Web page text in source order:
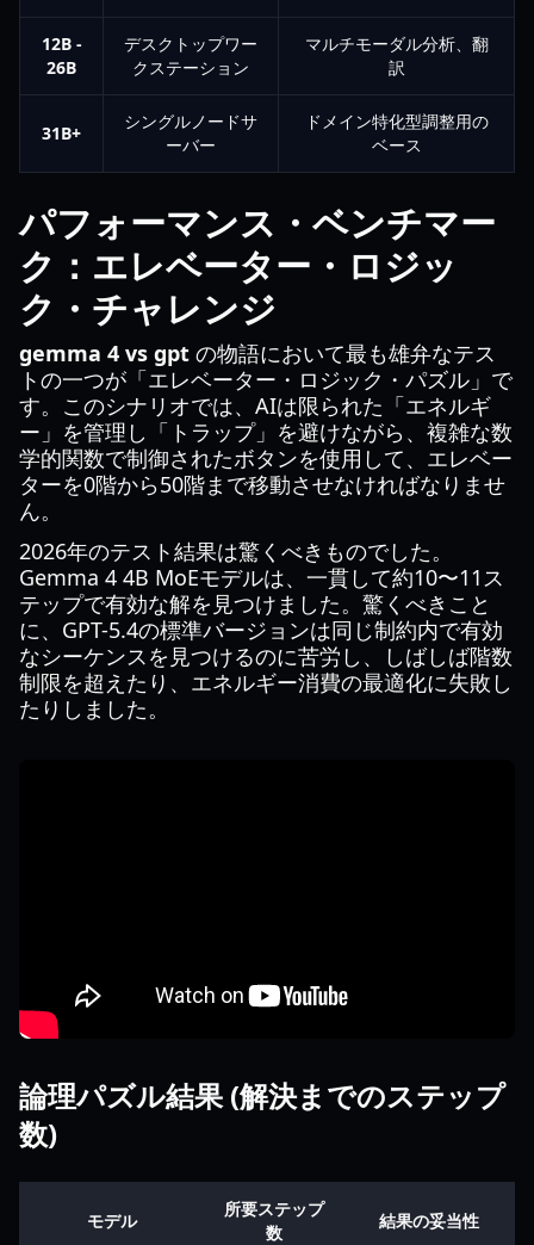
12B -
26B
デスクトップワー
クステーション
マルチモーダル分析、翻
訳
31B+
シングルノードサ
ーバー
ドメイン特化型調整用の
ベース
パフォーマンス・ベンチマー
ク：エレベーター・ロジッ
ク・チャレンジ
gemma 4 vs gpt の物語において最も雄弁なテス
トの一つが「エレベーター・ロジック・パズル」で
す。このシナリオでは、AIは限られた「エネルギ
ー」を管理し「トラップ」を避けながら、複雑な数
学的関数で制御されたボタンを使用して、エレベー
ターを0階から50階まで移動させなければなりませ
ん。
2026年のテスト結果は驚くべきものでした。
Gemma 4 4B MoEモデルは、一貫して約10〜11ス
テップで有効な解を見つけました。驚くべきこと
に、GPT-5.4の標準バージョンは同じ制約内で有効
なシーケンスを見つけるのに苦労し、しばしば階数
制限を超えたり、エネルギー消費の最適化に失敗し
たりしました。
論理パズル結果 (解決までのステップ
数)
モデル
所要ステップ
数
結果の妥当性